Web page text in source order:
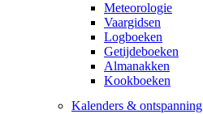
Meteorologie
Vaargidsen
Logboeken
Getijdeboeken
Almanakken
Kookboeken
Kalenders & ontspanning